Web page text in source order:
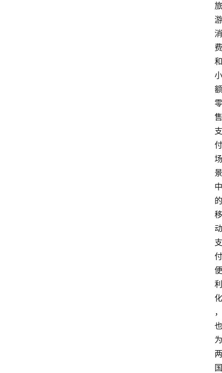
旅
游
消
费
和
小
额
零
售
支
付
场
景
中
的
移
动
支
付
便
利
化
，
也
为
两
国